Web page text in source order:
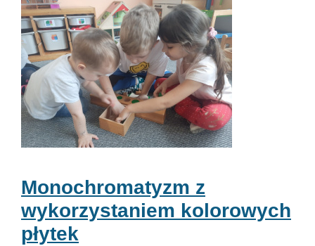
Monochromatyzm z
wykorzystaniem kolorowych
płytek